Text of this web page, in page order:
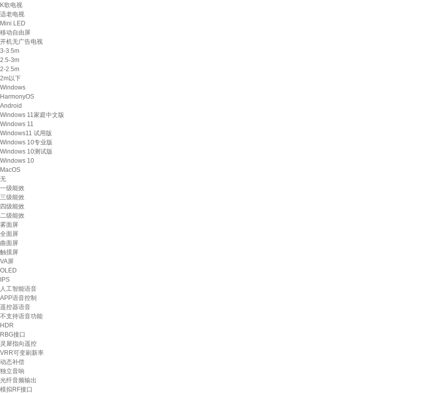
K歌电视
适老电视
Mini LED
移动自由屏
开机无广告电视
3-3.5m
2.5-3m
2-2.5m
2m以下
Windows
HarmonyOS
Android
Windows 11家庭中文版
Windows 11
Windows11 试用版
Windows 10专业版
Windows 10测试版
Windows 10
MacOS
无
一级能效
三级能效
四级能效
二级能效
雾面屏
全面屏
曲面屏
触摸屏
VA屏
OLED
IPS
人工智能语音
APP语音控制
遥控器语音
不支持语音功能
HDR
RBG接口
灵犀指向遥控
VRR可变刷新率
动态补偿
独立音响
光纤音频输出
模拟RF接口